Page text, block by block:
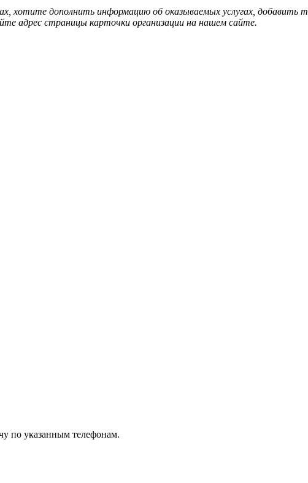
хотите дополнить информацию об оказываемых услугах,
адрес страницы карточки организации на нашем сайте.
по указанным телефонам.